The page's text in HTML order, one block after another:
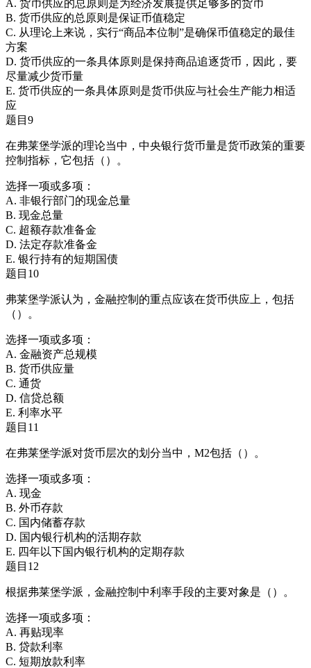
A. 货币供应的总原则是为经济发展提供足够多的货币
B. 货币供应的总原则是保证币值稳定
C. 从理论上来说，实行“商品本位制”是确保币值稳定的最佳
方案
D. 货币供应的一条具体原则是保持商品追逐货币，因此，要
尽量减少货币量
E. 货币供应的一条具体原则是货币供应与社会生产能力相适
应
题目9
在弗莱堡学派的理论当中，中央银行货币量是货币政策的重要
控制指标，它包括（）。
选择一项或多项：
A. 非银行部门的现金总量
B. 现金总量
C. 超额存款准备金
D. 法定存款准备金
E. 银行持有的短期国债
题目10
弗莱堡学派认为，金融控制的重点应该在货币供应上，包括
（）。
选择一项或多项：
A. 金融资产总规模
B. 货币供应量
C. 通货
D. 信贷总额
E. 利率水平
题目11
在弗莱堡学派对货币层次的划分当中，M2包括（）。
选择一项或多项：
A. 现金
B. 外币存款
C. 国内储蓄存款
D. 国内银行机构的活期存款
E. 四年以下国内银行机构的定期存款
题目12
根据弗莱堡学派，金融控制中利率手段的主要对象是（）。
选择一项或多项：
A. 再贴现率
B. 贷款利率
C. 短期放款利率